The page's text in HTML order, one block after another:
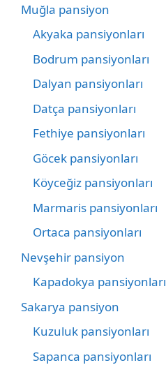
Muğla pansiyon
Akyaka pansiyonları
Bodrum pansiyonları
Dalyan pansiyonları
Datça pansiyonları
Fethiye pansiyonları
Göcek pansiyonları
Köyceğiz pansiyonları
Marmaris pansiyonları
Ortaca pansiyonları
Nevşehir pansiyon
Kapadokya pansiyonları
Sakarya pansiyon
Kuzuluk pansiyonları
Sapanca pansiyonları